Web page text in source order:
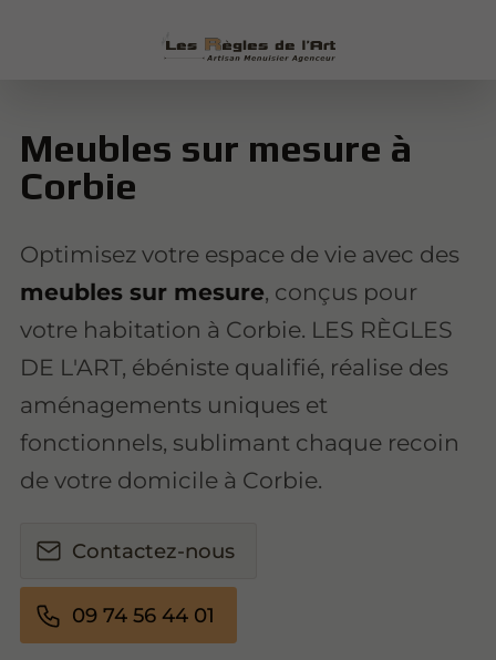
Meubles sur mesure à
Corbie
Optimisez votre espace de vie avec des
meubles sur mesure, conçus pour
votre habitation à Corbie. LES RÈGLES
DE L'ART, ébéniste qualifié, réalise des
aménagements uniques et
fonctionnels, sublimant chaque recoin
de votre domicile à Corbie.
Contactez-nous
09 74 56 44 01